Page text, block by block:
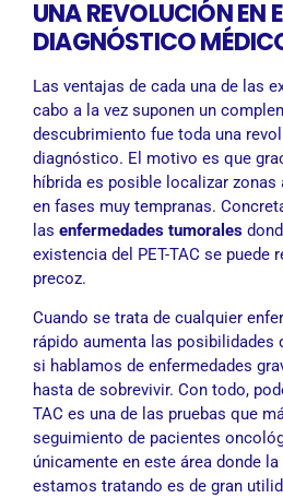
UNA REVOLUCIÓN EN
DIAGNÓSTICO
Las ventajas de cada una de las
cabo a la vez suponen un
descubrimiento fue toda una
diagnóstico. El motivo es que
híbrida es posible localizar
en fases muy tempranas.
las enfermedades tumorales
existencia del PET-TAC se puede
precoz.
Cuando se trata de cualquier
rápido aumenta las posibilidades
si hablamos de enfermedades
hasta de sobrevivir. Con todo,
TAC es una de las pruebas que
seguimiento de pacientes
únicamente en este área donde
estamos tratando es de gran